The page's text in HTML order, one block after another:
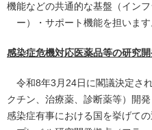
機能などの共通的な基盤（イン
ー）・サポート機能を担います
感染症危機対応医薬品等の研究
令和8年3月24日に閣議決定さ
クチン、治療薬、診断薬等）開
感染症有事における国を挙げて